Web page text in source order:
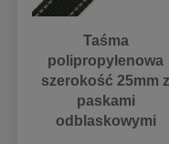
Taśma
polipropylenowa
szerokość 25mm z
paskami
odblaskowymi